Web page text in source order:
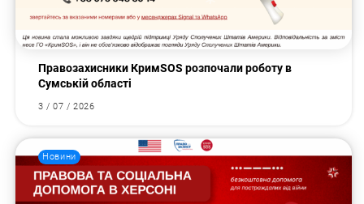
Правозахисники КримSOS розпочали роботу в
Сумській області
3 / 07 / 2026
Новини